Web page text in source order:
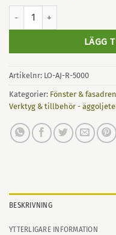
Rå linolja från Av jord 5L
LÄGG
Artikelnr: LO-AJ-R-5000
Kategorier: Fönster &
Verktyg & tillbehör -
BESKRIVNING
YTTERLIGARE INFORMATION